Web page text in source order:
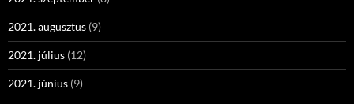
2021. augusztus (9)
2021. július (12)
2021. június (9)